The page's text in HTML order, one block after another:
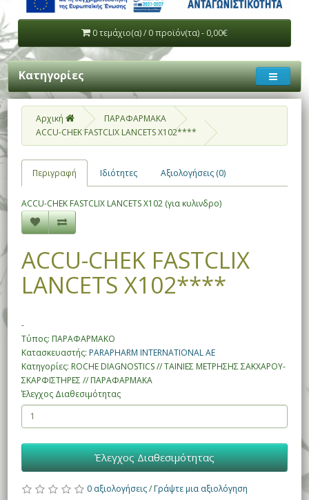
0 τεμάχιο(α) / 0 προϊόν(τα) - 0,00€
Κατηγορίες
Αρχική
ΠΑΡΑΦΑΡΜΑΚΑ
ACCU-CHEK FASTCLIX LANCETS X102****
Περιγραφή Ιδιότητες Αξιολογήσεις (0)
ACCU-CHEK FASTCLIX LANCETS X102 (για κυλινδρο)
ACCU-CHEK FASTCLIX
LANCETS X102****
-
Τύπος: ΠΑΡΑΦΑΡΜΑΚΟ
Κατασκευαστής: PARAPHARM INTERNATIONAL AE
Κατηγορίες: ROCHE DIAGNOSTICS // ΤΑΙΝΙΕΣ ΜΕΤΡΗΣΗΣ ΣΑΚΧΑΡΟΥ-
ΣΚΑΡΦΙΣΤΗΡΕΣ // ΠΑΡΑΦΑΡΜΑΚΑ
Έλεγχος Διαθεσιμότητας
Έλεγχος Διαθεσιμότητας
0 αξιολογήσεις/ Γράψτε μια αξιολόγηση